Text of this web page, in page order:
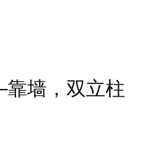
墙，双立柱